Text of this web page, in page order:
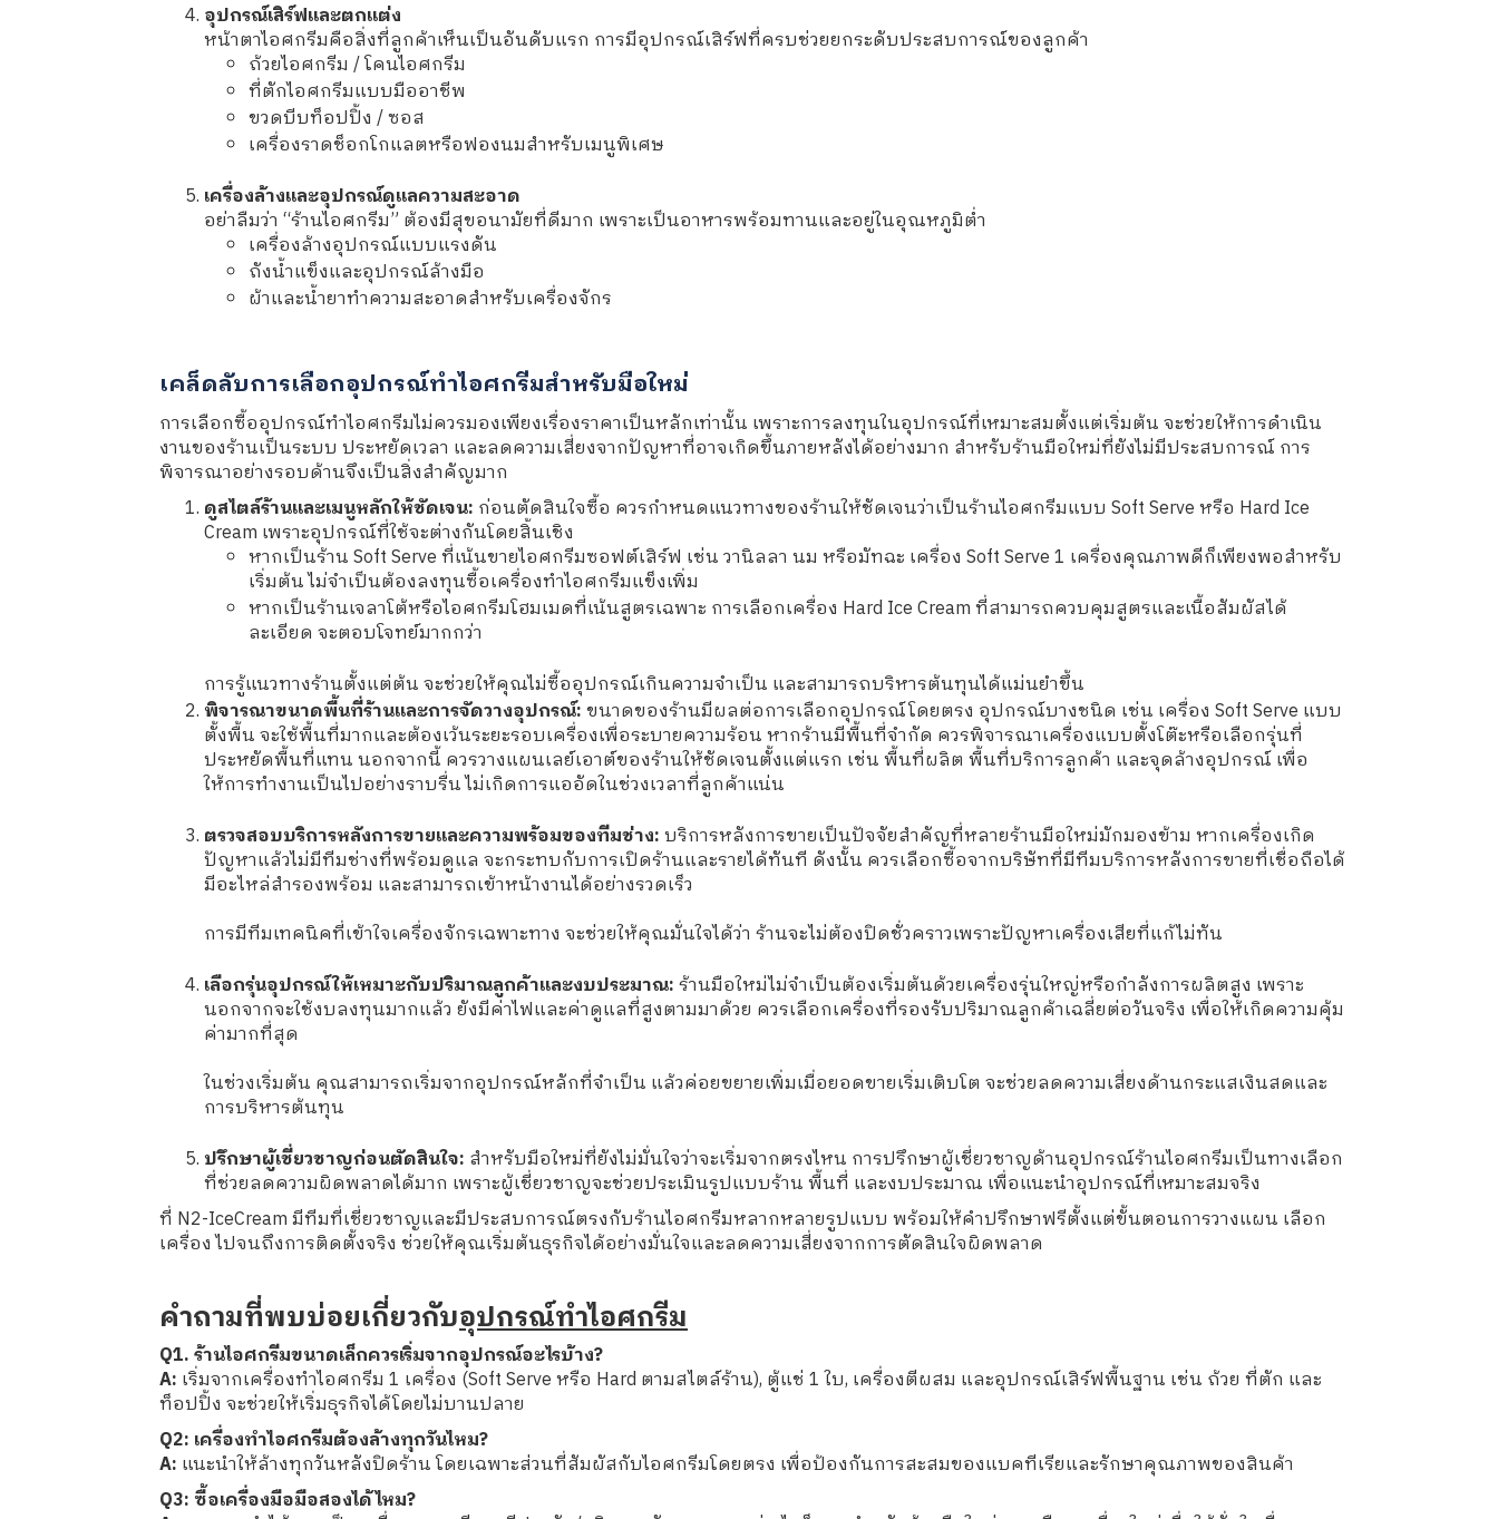
อุปกรณ์เสิร์ฟและตกแต่ง
หน้าตาไอศกรีมคือสิ่งที่ลูกค้าเห็นเป็นอันดับแรก การมีอุปกรณ์เสิร์ฟที่ครบช่วยยกระดับประสบการณ์ของลูกค้า
ถ้วยไอศกรีม / โคนไอศกรีม
ที่ตักไอศกรีมแบบมืออาชีพ
ขวดบีบท็อปปิ้ง / ซอส
เครื่องราดช็อกโกแลตหรือฟองนมสำหรับเมนูพิเศษ
เครื่องล้างและอุปกรณ์ดูแลความสะอาด
อย่าลืมว่า “ร้านไอศกรีม” ต้องมีสุขอนามัยที่ดีมาก เพราะเป็นอาหารพร้อมทานและอยู่ในอุณหภูมิต่ำ
เครื่องล้างอุปกรณ์แบบแรงดัน
ถังน้ำแข็งและอุปกรณ์ล้างมือ
ผ้าและน้ำยาทำความสะอาดสำหรับเครื่องจักร
เคล็ดลับการเลือกอุปกรณ์ทำไอศกรีมสำหรับมือใหม่
การเลือกซื้ออุปกรณ์ทำไอศกรีมไม่ควรมองเพียงเรื่องราคาเป็นหลักเท่านั้น เพราะการลงทุนในอุปกรณ์ที่เหมาะสมตั้งแต่เริ่มต้น จะช่วยให้การดำเนิน
งานของร้านเป็นระบบ ประหยัดเวลา และลดความเสี่ยงจากปัญหาที่อาจเกิดขึ้นภายหลังได้อย่างมาก สำหรับร้านมือใหม่ที่ยังไม่มีประสบการณ์ การ
พิจารณาอย่างรอบด้านจึงเป็นสิ่งสำคัญมาก
ดูสไตล์ร้านและเมนูหลักให้ชัดเจน: ก่อนตัดสินใจซื้อ ควรกำหนดแนวทางของร้านให้ชัดเจนว่าเป็นร้านไอศกรีมแบบ Soft Serve หรือ Hard Ice
Cream เพราะอุปกรณ์ที่ใช้จะต่างกันโดยสิ้นเชิง
หากเป็นร้าน Soft Serve ที่เน้นขายไอศกรีมซอฟต์เสิร์ฟ เช่น วานิลลา นม หรือมัทฉะ เครื่อง Soft Serve 1 เครื่องคุณภาพดีก็เพียงพอสำหรับ
เริ่มต้น ไม่จำเป็นต้องลงทุนซื้อเครื่องทำไอศกรีมแข็งเพิ่ม
หากเป็นร้านเจลาโต้หรือไอศกรีมโฮมเมดที่เน้นสูตรเฉพาะ การเลือกเครื่อง Hard Ice Cream ที่สามารถควบคุมสูตรและเนื้อสัมผัสได้
ละเอียด จะตอบโจทย์มากกว่า
การรู้แนวทางร้านตั้งแต่ต้น จะช่วยให้คุณไม่ซื้ออุปกรณ์เกินความจำเป็น และสามารถบริหารต้นทุนได้แม่นยำขึ้น
พิจารณาขนาดพื้นที่ร้านและการจัดวางอุปกรณ์:ขนาดของร้านมีผลต่อการเลือกอุปกรณ์โดยตรง อุปกรณ์บางชนิด เช่น เครื่อง Soft Serve แบบ
ตั้งพื้น จะใช้พื้นที่มากและต้องเว้นระยะรอบเครื่องเพื่อระบายความร้อน หากร้านมีพื้นที่จำกัด ควรพิจารณาเครื่องแบบตั้งโต๊ะหรือเลือกรุ่นที่
ประหยัดพื้นที่แทน นอกจากนี้ ควรวางแผนเลย์เอาต์ของร้านให้ชัดเจนตั้งแต่แรก เช่น พื้นที่ผลิต พื้นที่บริการลูกค้า และจุดล้างอุปกรณ์ เพื่อ
ให้การทำงานเป็นไปอย่างราบรื่น ไม่เกิดการแออัดในช่วงเวลาที่ลูกค้าแน่น
ตรวจสอบบริการหลังการขายและความพร้อมของทีมช่าง:บริการหลังการขายเป็นปัจจัยสำคัญที่หลายร้านมือใหม่มักมองข้าม หากเครื่องเกิด
ปัญหาแล้วไม่มีทีมช่างที่พร้อมดูแล จะกระทบกับการเปิดร้านและรายได้ทันที ดังนั้น ควรเลือกซื้อจากบริษัทที่มีทีมบริการหลังการขายที่เชื่อถือได้
มีอะไหล่สำรองพร้อม และสามารถเข้าหน้างานได้อย่างรวดเร็ว
การมีทีมเทคนิคที่เข้าใจเครื่องจักรเฉพาะทาง จะช่วยให้คุณมั่นใจได้ว่า ร้านจะไม่ต้องปิดชั่วคราวเพราะปัญหาเครื่องเสียที่แก้ไม่ทัน
เลือกรุ่นอุปกรณ์ให้เหมาะกับปริมาณลูกค้าและงบประมาณ:ร้านมือใหม่ไม่จำเป็นต้องเริ่มต้นด้วยเครื่องรุ่นใหญ่หรือกำลังการผลิตสูง เพราะ
นอกจากจะใช้งบลงทุนมากแล้ว ยังมีค่าไฟและค่าดูแลที่สูงตามมาด้วย ควรเลือกเครื่องที่รองรับปริมาณลูกค้าเฉลี่ยต่อวันจริง เพื่อให้เกิดความคุ้ม
ค่ามากที่สุด
ในช่วงเริ่มต้น คุณสามารถเริ่มจากอุปกรณ์หลักที่จำเป็น แล้วค่อยขยายเพิ่มเมื่อยอดขายเริ่มเติบโต จะช่วยลดความเสี่ยงด้านกระแสเงินสดและ
การบริหารต้นทุน
ปรึกษาผู้เชี่ยวชาญก่อนตัดสินใจ: สำหรับมือใหม่ที่ยังไม่มั่นใจว่าจะเริ่มจากตรงไหน การปรึกษาผู้เชี่ยวชาญด้านอุปกรณ์ร้านไอศกรีมเป็นทางเลือก
ที่ช่วยลดความผิดพลาดได้มาก เพราะผู้เชี่ยวชาญจะช่วยประเมินรูปแบบร้าน พื้นที่ และงบประมาณ เพื่อแนะนำอุปกรณ์ที่เหมาะสมจริง
ที่ N2-IceCream มีทีมที่เชี่ยวชาญและมีประสบการณ์ตรงกับร้านไอศกรีมหลากหลายรูปแบบ พร้อมให้คำปรึกษาฟรีตั้งแต่ขั้นตอนการวางแผน เลือก
เครื่อง ไปจนถึงการติดตั้งจริง ช่วยให้คุณเริ่มต้นธุรกิจได้อย่างมั่นใจและลดความเสี่ยงจากการตัดสินใจผิดพลาด
คำถามที่พบบ่อยเกี่ยวกับอุปกรณ์ทำไอศกรีม
Q1. ร้านไอศกรีมขนาดเล็กควรเริ่มจากอุปกรณ์อะไรบ้าง?
A: เริ่มจากเครื่องทำไอศกรีม 1 เครื่อง (Soft Serve หรือ Hard ตามสไตล์ร้าน), ตู้แช่ 1 ใบ, เครื่องตีผสม และอุปกรณ์เสิร์ฟพื้นฐาน เช่น ถ้วย ที่ตัก และ
ท็อปปิ้ง จะช่วยให้เริ่มธุรกิจได้โดยไม่บานปลาย
Q2: เครื่องทำไอศกรีมต้องล้างทุกวันไหม?
A: แนะนำให้ล้างทุกวันหลังปิดร้าน โดยเฉพาะส่วนที่สัมผัสกับไอศกรีมโดยตรง เพื่อป้องกันการสะสมของแบคทีเรียและรักษาคุณภาพของสินค้า
Q3: ซื้อเครื่องมือมือสองได้ไหม?